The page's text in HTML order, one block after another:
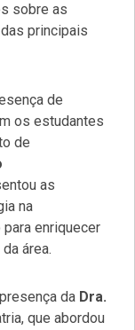
sobre as
principais
de
os estudantes
de
as
na
enriquecer
área.
da Dra.
que abordou